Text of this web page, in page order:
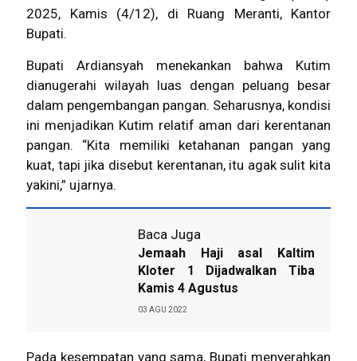
2025, Kamis (4/12), di Ruang Meranti, Kantor
Bupati.
Bupati Ardiansyah menekankan bahwa Kutim
dianugerahi wilayah luas dengan peluang besar
dalam pengembangan pangan. Seharusnya, kondisi
ini menjadikan Kutim relatif aman dari kerentanan
pangan. “Kita memiliki ketahanan pangan yang
kuat, tapi jika disebut kerentanan, itu agak sulit kita
yakini,” ujarnya.
Baca Juga
Jemaah Haji asal Kaltim
Kloter 1 Dijadwalkan Tiba
Kamis 4 Agustus
03 AGU 2022
Pada kesempatan yang sama, Bupati menyerahkan